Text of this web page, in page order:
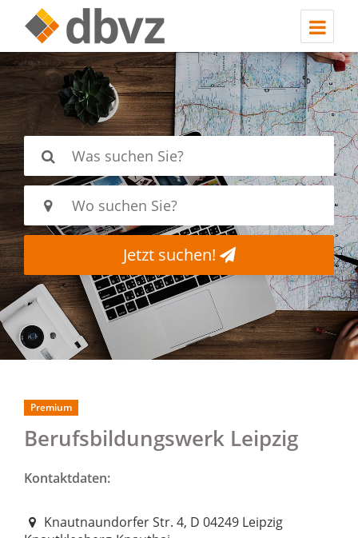
Jetzt suchen!
Berufsbildungswerk Leipzig
Premium
Kontaktdaten:
Knautnaundorfer Str. 4, D 04249 Leipzig